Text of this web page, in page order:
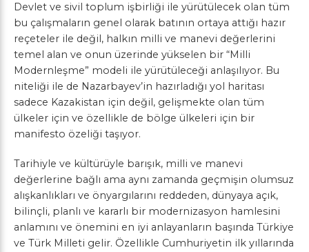
Devlet ve sivil toplum işbirliği ile yürütülecek olan tüm
bu çalışmaların genel olarak batının ortaya attığı hazır
reçeteler ile değil, halkın milli ve manevi değerlerini
temel alan ve onun üzerinde yükselen bir “Milli
Modernleşme” modeli ile yürütüleceği anlaşılıyor. Bu
niteliği ile de Nazarbayev’in hazırladığı yol haritası
sadece Kazakistan için değil, gelişmekte olan tüm
ülkeler için ve özellikle de bölge ülkeleri için bir
manifesto özeliği taşıyor.
Tarihiyle ve kültürüyle barışık, milli ve manevi
değerlerine bağlı ama aynı zamanda geçmişin olumsuz
alışkanlıkları ve önyargılarını reddeden, dünyaya açık,
bilinçli, planlı ve kararlı bir modernizasyon hamlesini
anlamını ve önemini en iyi anlayanların başında Türkiye
ve Türk Milleti gelir. Özellikle Cumhuriyetin ilk yıllarında